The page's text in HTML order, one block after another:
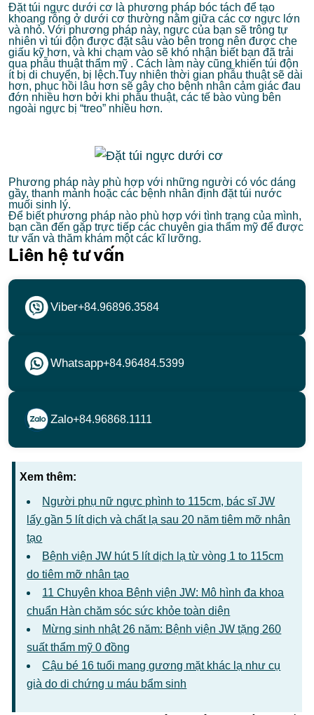
Đặt túi ngực dưới cơ là phương pháp bóc tách để tạo
khoang rỗng ở dưới cơ thường nằm giữa các cơ ngực lớn
và nhỏ. Với phương pháp này, ngực của bạn sẽ trông tự
nhiên vì túi độn được đặt sâu vào bên trong nên được che
giấu kỹ hơn, và khi chạm vào sẽ khó nhận biết bạn đã trải
qua phẫu thuật thẩm mỹ . Cách làm này cũng khiến túi độn
ít bị di chuyển, bị lệch.Tuy nhiên thời gian phẫu thuật sẽ dài
hơn, phục hồi lâu hơn sẽ gây cho bệnh nhân cảm giác đau
đớn nhiều hơn bởi khi phẫu thuật, các tế bào vùng bên
ngoài ngực bị “treo” nhiều hơn.
Phương pháp này phù hợp với những người có vóc dáng
gầy, thanh mảnh hoặc các bệnh nhân định đặt túi nước
muối sinh lý.
Để biết phương pháp nào phù hợp với tình trạng của mình,
bạn cần đến gặp trực tiếp các chuyên gia thẩm mỹ để được
tư vấn và thăm khám một các kĩ lưỡng.
Liên hệ tư vấn
Viber+84.96896.3584
Whatsapp+84.96484.5399
Zalo+84.96868.1111
Xem thêm:
Người phụ nữ ngực phình to 115cm, bác sĩ JW
lấy gần 5 lít dịch và chất lạ sau 20 năm tiêm mỡ nhân
tạo
Bệnh viện JW hút 5 lít dịch lạ từ vòng 1 to 115cm
do tiêm mỡ nhân tạo
11 Chuyên khoa Bệnh viện JW: Mô hình đa khoa
chuẩn Hàn chăm sóc sức khỏe toàn diện
Mừng sinh nhật 26 năm: Bệnh viện JW tặng 260
suất thẩm mỹ 0 đồng
Cậu bé 16 tuổi mang gương mặt khác lạ như cụ
già do di chứng u máu bẩm sinh